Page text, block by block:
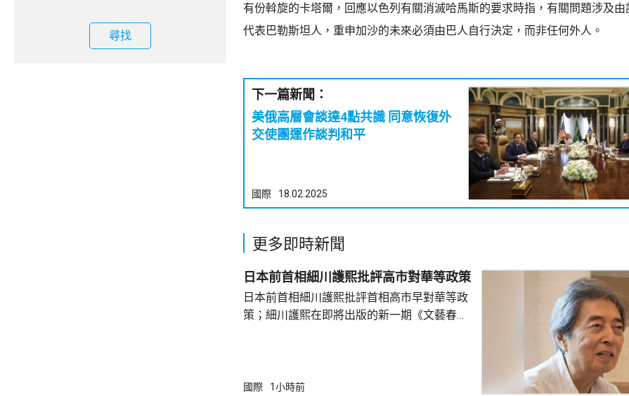
尋找
有份斡旋的卡塔爾，回應以色列有關消滅哈馬斯的要求時指，有關問題涉及
代表巴勒斯坦人，重申加沙的未來必須由巴人自行決定，而非任何外人。
下一篇新聞：
美俄高層會談達4點共識 同意恢復外
交使團運作談判和平
國際 18.02.2025
更多即時新聞
日本前首相細川護熙批評高市對華等政策
日本前首相細川護熙批評首相高市早對華等政
策；細川護熙在即將出版的新一期《文藝春
施，打破僵局，難免被批評是不負責任。他認
國際 1小時前